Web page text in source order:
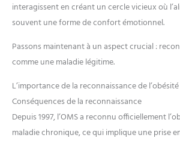
interagissent en créant un cercle vicieux où
souvent une forme de confort émotionnel.
Passons maintenant à un aspect crucial :
comme une maladie légitime.
L’importance de la reconnaissance de
Conséquences de la reconnaissance
Depuis 1997, l’OMS a reconnu officiellement
maladie chronique, ce qui implique une prise